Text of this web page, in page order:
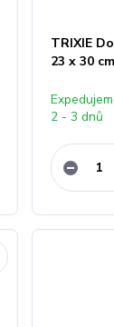
TRIXIE
23 x 30
2 - 3 dnů